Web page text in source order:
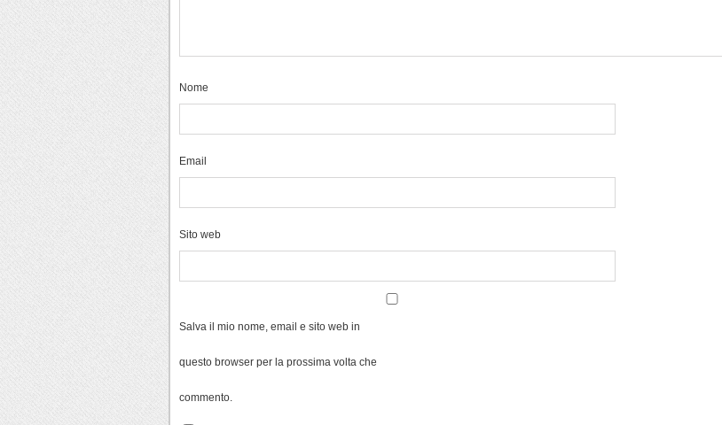
Nome
Email
Sito web
Salva il mio nome, email e sito web in
questo browser per la prossima volta che
commento.